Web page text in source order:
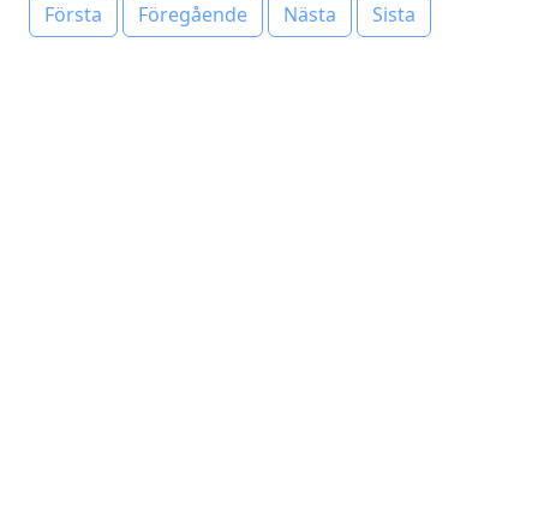
Första Föregående Nästa Sista